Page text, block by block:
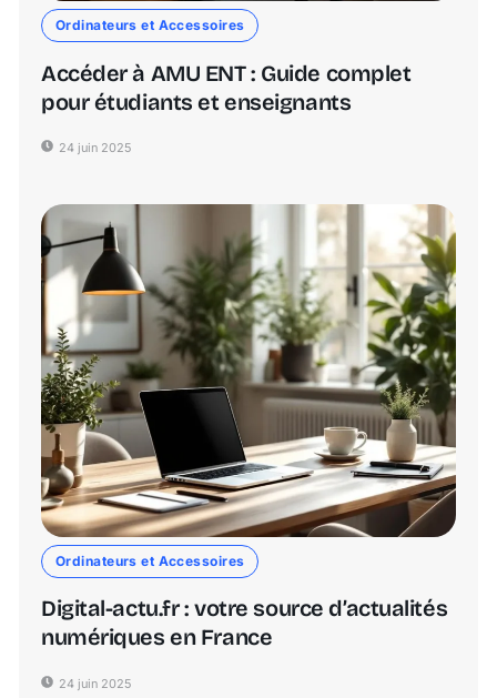
Ordinateurs et Accessoires
Accéder à AMU ENT : Guide complet
pour étudiants et enseignants
24 juin 2025
Ordinateurs et Accessoires
Digital-actu.fr : votre source d’actualités
numériques en France
24 juin 2025